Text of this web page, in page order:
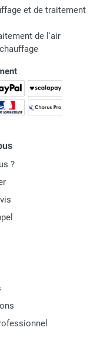
et de traitement
de l'air
?